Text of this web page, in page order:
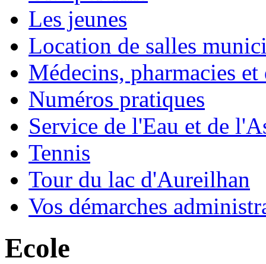
Les jeunes
Location de salles
Médecins, pharmacies
Numéros pratiques
Service de l'Eau et de
Tennis
Tour du lac d'Aureilhan
Vos démarches
Ecole